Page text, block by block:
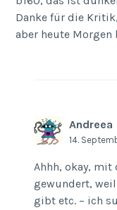
Danke für die
aber heute Morgen
Andreea
14.
Ahhh, okay, mit
gewundert,
gibt etc. – ich